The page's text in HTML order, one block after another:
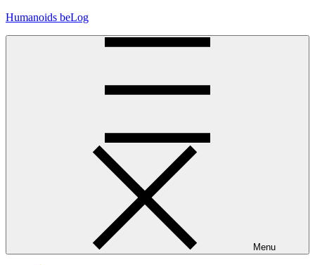
Skip
Humanoids beLog
Menu